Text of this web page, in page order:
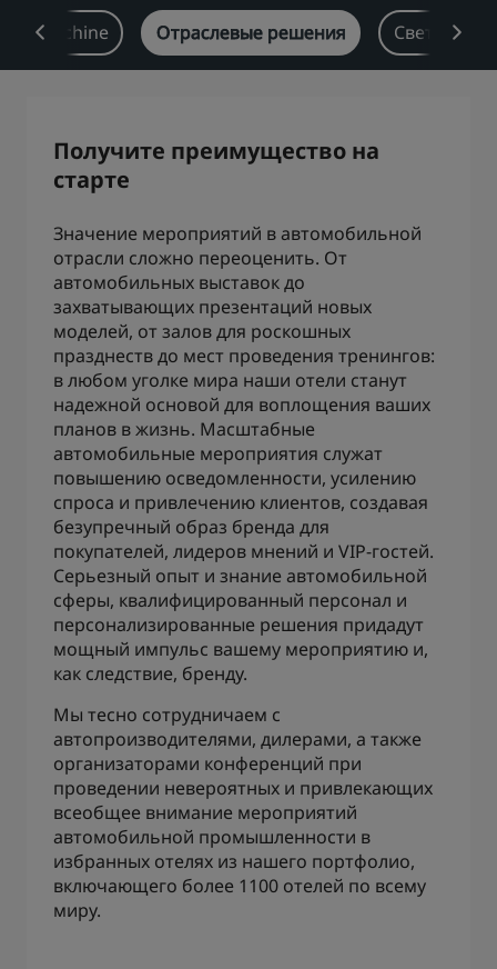
Park Plaza Park Inn by Radisson
Prize by Radisson Country Inn & Suites
Аффилированные бренды в Китае
Jin Jiang
Kunlun Golden Tulip
Отели в центре города
Machine Отраслевые решения Светские
Получите преимущество на
старте
Значение мероприятий в автомобильной
отрасли сложно переоценить. От
автомобильных выставок до
захватывающих презентаций новых
моделей, от залов для роскошных
празднеств до мест проведения тренингов:
в любом уголке мира наши отели станут
надежной основой для воплощения ваших
планов в жизнь. Масштабные
автомобильные мероприятия служат
повышению осведомленности, усилению
спроса и привлечению клиентов, создавая
безупречный образ бренда для
покупателей, лидеров мнений и VIP-гостей.
Серьезный опыт и знание автомобильной
сферы, квалифицированный персонал и
персонализированные решения придадут
мощный импульс вашему мероприятию и,
как следствие, бренду.
Мы тесно сотрудничаем с
автопроизводителями, дилерами, а также
организаторами конференций при
проведении невероятных и привлекающих
всеобщее внимание мероприятий
автомобильной промышленности в
избранных отелях из нашего портфолио,
включающего более 1100 отелей по всему
миру.